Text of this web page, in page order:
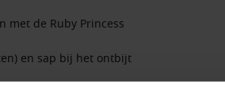
met de Ruby Princess
en sap bij het ontbijt